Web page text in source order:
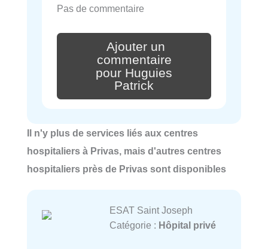
Pas de commentaire
Ajouter un
commentaire
pour Huguies
Patrick
Il n'y plus de services liés aux centres
hospitaliers à Privas, mais d'autres centres
hospitaliers près de Privas sont disponibles
ESAT Saint Joseph
Catégorie : Hôpital privé